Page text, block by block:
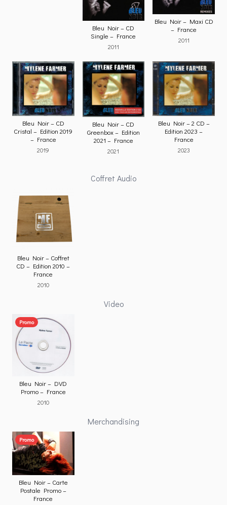
Bleu Noir – CD
Single – France
2011
Bleu Noir – Maxi CD
– France
2011
Bleu Noir – CD
Cristal – Edition 2019
– France
2019
Bleu Noir – CD
Greenbox – Edition
2021 – France
2021
Bleu Noir – 2 CD –
Edition 2023 –
France
2023
Coffret Audio
Bleu Noir – Coffret
CD – Edition 2010 –
France
2010
Video
Promo
Bleu Noir – DVD
Promo – France
2010
Merchandising
Promo
Bleu Noir – Carte
Postale Promo –
France